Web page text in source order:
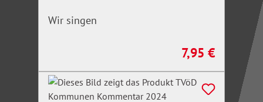
Wir singen
Regulärer Preis:
7,95 €